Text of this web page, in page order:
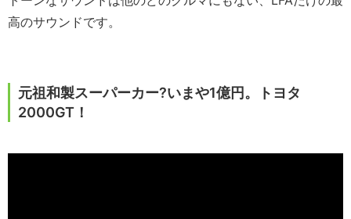
高のサウンドです。
元祖和製スーパーカー?いまや1億円。トヨタ
2000GT！